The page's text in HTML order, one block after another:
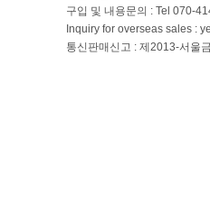
구입 및 내용문의 : Tel 070-
Inquiry for overseas sales :
통신판매신고 : 제2013-서울